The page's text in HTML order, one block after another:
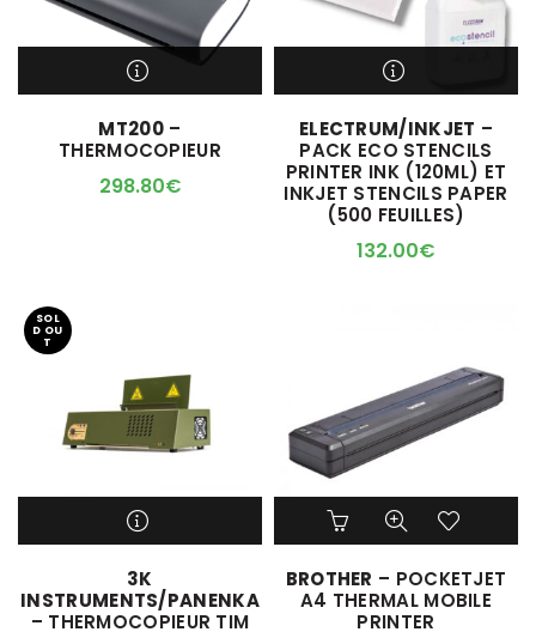
M'ALERTER QUAND
L'ARTICLE SERA DISPO !
MT200–
THERMOCOPIEUR
298.80€
M'ALERTER QUAND
L'ARTICLE SERA DISPO !
ELECTRUM/INKJET –
PACK ECO STENCILS
PRINTER INK (120ML) ET
INKJET STENCILS PAPER
(500 FEUILLES)
132.00€
SOL
D OU
T
M'ALERTER QUAND
L'ARTICLE SERA DISPO !
3K
INSTRUMENTS/PANENKA
– THERMOCOPIEUR TIM
Ce
produit
plusieurs
variations.
Les
BROTHER – POCKETJET
A4 THERMAL MOBILE
PRINTER